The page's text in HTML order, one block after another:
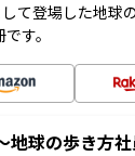
て登場した地
す。
地球の歩き方